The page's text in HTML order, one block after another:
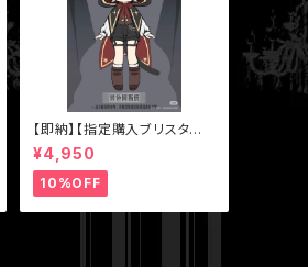
【即納】【指定購入ブリスター
「色違いアスタ（黒マント）】【秘
境巡礼】シリーズ【Sunless】
スタジオ 1/12 BJD ブライン
ドドール
¥4,950
10%OFF